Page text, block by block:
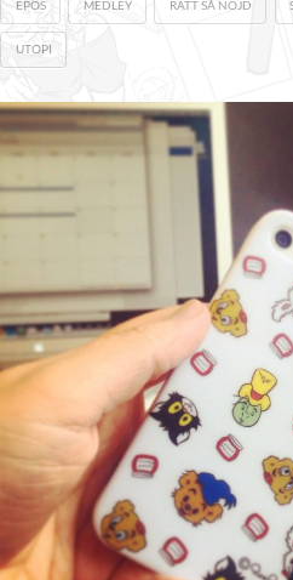
EPOS MEDLEY RÄTT SÅ NÖJD
UTOPI